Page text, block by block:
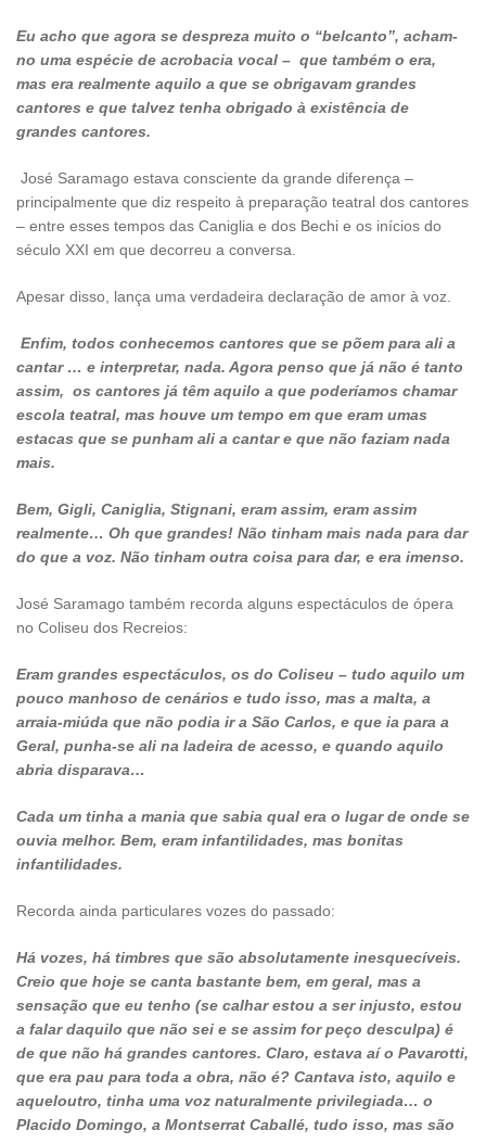
Eu acho que agora se despreza muito o “belcanto”, acham-
no uma espécie de acrobacia vocal – que também o era,
mas era realmente aquilo a que se obrigavam grandes
cantores e que talvez tenha obrigado à existência de
grandes cantores.
José Saramago estava consciente da grande diferença –
principalmente que diz respeito à preparação teatral dos cantores
– entre esses tempos das Caniglia e dos Bechi e os inícios do
século XXI em que decorreu a conversa.
Apesar disso, lança uma verdadeira declaração de amor à voz.
Enfim, todos conhecemos cantores que se põem para ali a
cantar … e interpretar, nada. Agora penso que já não é tanto
assim, os cantores já têm aquilo a que poderíamos chamar
escola teatral, mas houve um tempo em que eram umas
estacas que se punham ali a cantar e que não faziam nada
mais.
Bem, Gigli, Caniglia, Stignani, eram assim, eram assim
realmente… Oh que grandes! Não tinham mais nada para dar
do que a voz. Não tinham outra coisa para dar, e era imenso.
José Saramago também recorda alguns espectáculos de ópera
no Coliseu dos Recreios:
Eram grandes espectáculos, os do Coliseu – tudo aquilo um
pouco manhoso de cenários e tudo isso, mas a malta, a
arraia-miúda que não podia ir a São Carlos, e que ia para a
Geral, punha-se ali na ladeira de acesso, e quando aquilo
abria disparava…
Cada um tinha a mania que sabia qual era o lugar de onde se
ouvia melhor. Bem, eram infantilidades, mas bonitas
infantilidades.
Recorda ainda particulares vozes do passado:
Há vozes, há timbres que são absolutamente inesquecíveis.
Creio que hoje se canta bastante bem, em geral, mas a
sensação que eu tenho (se calhar estou a ser injusto, estou
a falar daquilo que não sei e se assim for peço desculpa) é
de que não há grandes cantores. Claro, estava aí o Pavarotti,
que era pau para toda a obra, não é? Cantava isto, aquilo e
aqueloutro, tinha uma voz naturalmente privilegiada… o
Placido Domingo, a Montserrat Caballé, tudo isso, mas são